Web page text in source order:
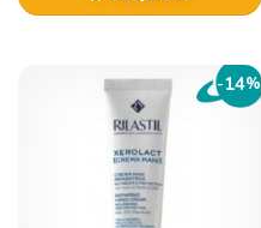
-14%